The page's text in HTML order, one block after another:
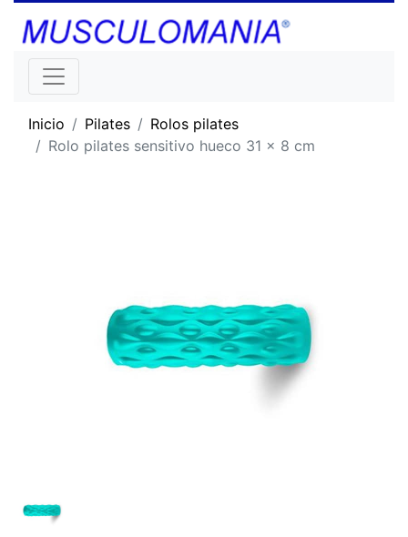
Inicio Pilates
Rolos pilates
Rolo pilates sensitivo hueco 31 x 8 cm